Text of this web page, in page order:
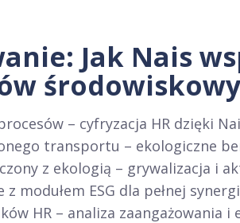
Jak Nais
– cyfryzacja HR dzięki
transportu – ekologiczne
z ekologią – grywalizacja i
modułem ESG dla pełnej
HR – analiza zaangażowania i